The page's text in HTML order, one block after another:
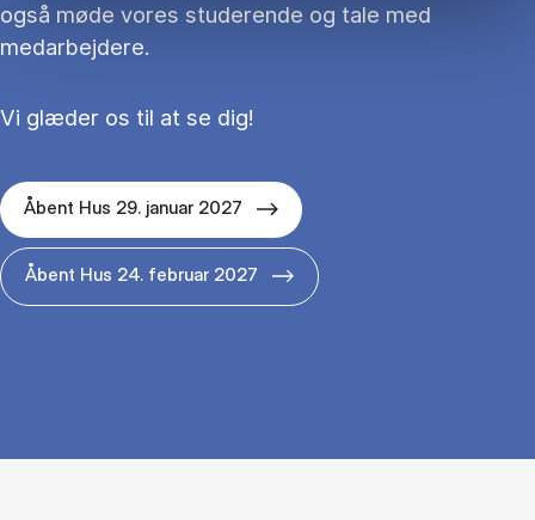
også møde vores studerende og tale med
medarbejdere.
Vi glæder os til at se dig!
Åbent Hus 29. januar 2027
Åbent Hus 24. februar 2027